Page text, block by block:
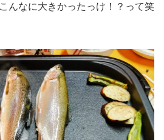
んなに大きかったっけ！？って笑